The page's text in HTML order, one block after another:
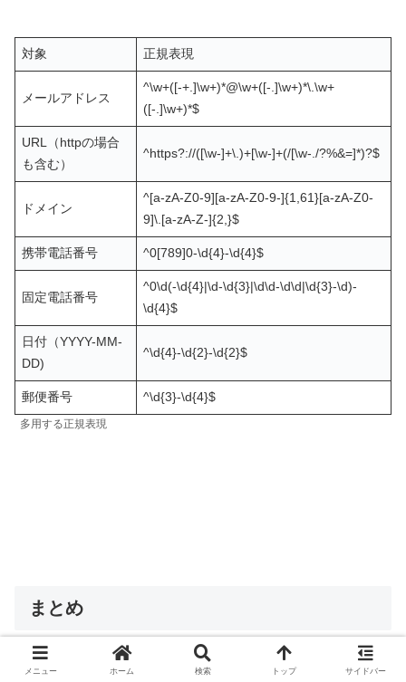
対象 正規表現
メールアドレス
^\w+([-+.]\w+)*@\w+([-.]\w+)*\.\w+
([-.]\w+)*$
URL（httpの場合
も含む）
^https?://([\w-]+\.)+[\w-]+(/[\w-./?%&=]*)?$
ドメイン
^[a-zA-Z0-9][a-zA-Z0-9-]{1,61}[a-zA-Z0-
9]\.[a-zA-Z-]{2,}$
携帯電話番号 ^0[789]0-\d{4}-\d{4}$
固定電話番号
^0\d(-\d{4}|\d-\d{3}|\d\d-\d\d|\d{3}-\d)-
\d{4}$
日付（YYYY-MM-
DD)
^\d{4}-\d{2}-\d{2}$
郵便番号 ^\d{3}-\d{4}$
多用する正規表現
まとめ
正規表現について見てきました。
メニュー ホーム 検索 トップ サイドバー